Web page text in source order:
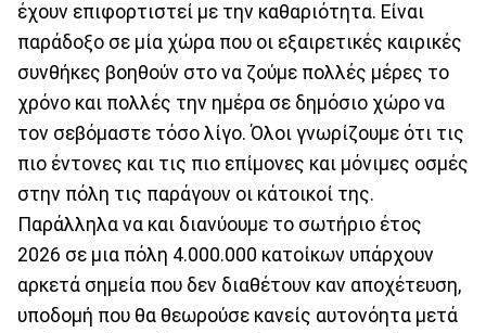
έχουν επιφορτιστεί με την καθαριότητα. Είναι
παράδοξο σε μία χώρα που οι εξαιρετικές καιρικές
συνθήκες βοηθούν στο να ζούμε πολλές μέρες το
χρόνο και πολλές την ημέρα σε δημόσιο χώρο να
τον σεβόμαστε τόσο λίγο. Όλοι γνωρίζουμε ότι τις
πιο έντονες και τις πιο επίμονες και μόνιμες οσμές
στην πόλη τις παράγουν οι κάτοικοί της.
Παράλληλα να και διανύουμε το σωτήριο έτος
2026 σε μια πόλη 4.000.000 κατοίκων υπάρχουν
αρκετά σημεία που δεν διαθέτουν καν αποχέτευση,
υποδομή που θα θεωρούσε κανείς αυτονόητα μετά